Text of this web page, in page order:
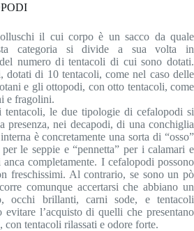
il cui corpo è un sacco da quale
categoria si divide a sua volta in
numero di tentacoli di cui sono dotati.
dotati di 10 tentacoli, come nel caso delle
e gli ottopodi, con otto tentacoli, come
e fragolini.
le due tipologie di cefalopodi si
presenza, nei decapodi, di una conchiglia
è concretamente una sorta di “osso”
le seppie e “pennetta” per i calamari e
completamente. I cefalopodi possono
freschissimi. Al contrario, se sono un pò
comunque accertarsi che abbiano un
occhi brillanti, carni sode, e tentacoli
evitare l’acquisto di quelli che presentano
con tentacoli rilassati e odore forte.